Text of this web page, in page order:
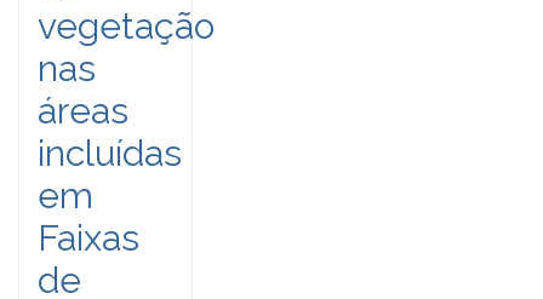
vegetação
nas
áreas
incluídas
em
Faixas
de